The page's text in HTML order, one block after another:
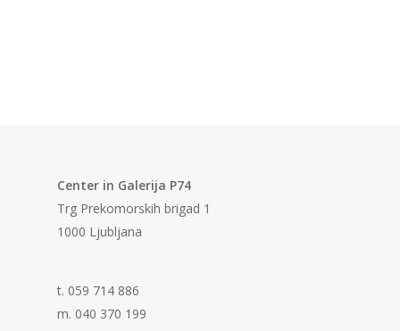
Center in Galerija P74
Trg Prekomorskih brigad 1
1000 Ljubljana
t. 059 714 886
m. 040 370 199